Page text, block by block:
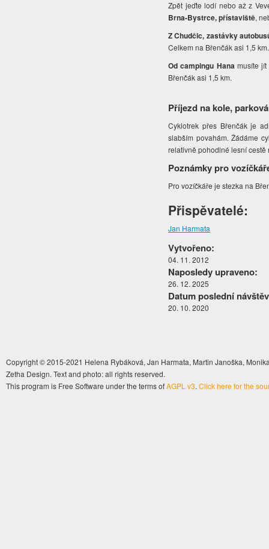
Zpět jeďte lodí nebo až z
Brna-Bystrce, přístaviště,
Z Chudčic, zastávky
Celkem na Břenčák asi 1,5 km.
Od campingu Hana musíte
Břenčák asi 1,5 km.
Příjezd na kole,
Cyklotrek přes Břenčák je
slabším povahám. Žádáme
relativně pohodlné lesní cestě
Poznámky pro
Pro vozíčkáře je stezka na
Přispěvatelé:
Jan Harmata
Vytvořeno:
04. 11. 2012
Naposledy upraveno:
26. 12. 2025
Datum poslední
20. 10. 2020
Copyright © 2015-2021 Helena Rybáková, Jan Harmata, Martin Janoška,
Zetha Design. Text and photo: all rights reserved.
This program is Free Software under the terms ofAGPL v3. Click here for the